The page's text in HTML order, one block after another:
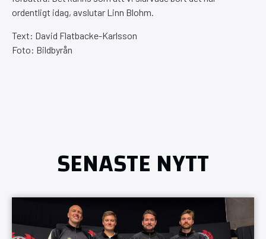
ordentligt idag, avslutar Linn Blohm.
Text: David Flatbacke-Karlsson
Foto: Bildbyrån
SENASTE NYTT